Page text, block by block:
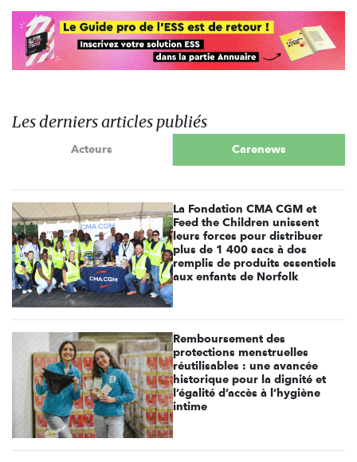
Les derniers articles publiés
Acteurs Carenews
La Fondation CMA CGM et
Feed the Children unissent
leurs forces pour distribuer
plus de 1 400 sacs à dos
remplis de produits essentiels
aux enfants de Norfolk
Remboursement des
protections menstruelles
réutilisables : une avancée
historique pour la dignité et
l’égalité d’accès à l’hygiène
intime